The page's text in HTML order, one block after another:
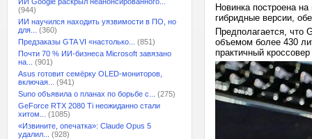
(944)
ИИ научился находить уязвимости в ПО, но
для...
(360)
Предзаказы GTA VI «настолько...
(851)
Почти 70 % ИИ-бизнеса Microsoft завязано
на...
(901)
Asus готовит семёрку OLED-мониторов,
включая...
(941)
Suno объявила о планах по борьбе с...
(275)
GeForce RTX 2080 Ti неожиданно стали
хитом...
(1085)
«Извините, опечатка»: Claude Opus 5
удалил...
(928)
Новинка построена
гибридные версии,
Предполагается, что
объемом более 430
практичный